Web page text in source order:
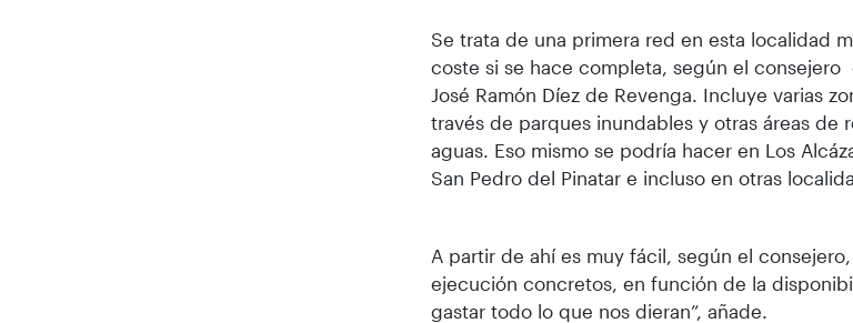
Se trata de una primera red en esta localidad
coste si se hace completa, según el consejero
José Ramón Díez de Revenga. Incluye varias
través de parques inundables y otras áreas de
aguas. Eso mismo se podría hacer en Los
San Pedro del Pinatar e incluso en otras
A partir de ahí es muy fácil, según el
ejecución concretos, en función de la
gastar todo lo que nos dieran”, añade.